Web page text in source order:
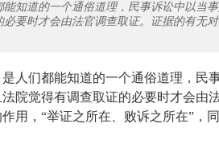
知道的一个通俗道理，民事诉讼中以当
要时才会由法官调查取证。证据的有无
人们都能知道的一个通俗道理，民
院觉得有调查取证的必要时才会由
用，“举证之所在、败诉之所在”，